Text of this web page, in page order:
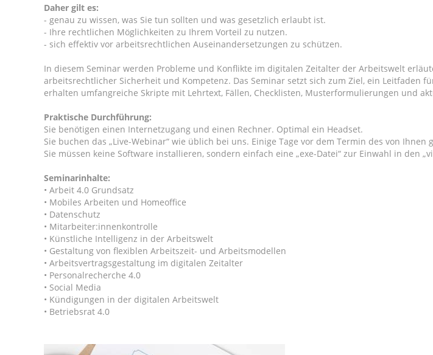
Daher gilt es:
- genau zu wissen, was Sie tun sollten und was gesetzlich erlaubt ist.
- Ihre rechtlichen Möglichkeiten zu Ihrem Vorteil zu nutzen.
- sich effektiv vor arbeitsrechtlichen Auseinandersetzungen zu schützen.
In diesem Seminar werden Probleme und Konflikte im digitalen Zeitalter der Arbeitswelt
arbeitsrechtlicher Sicherheit und Kompetenz. Das Seminar setzt sich zum Ziel, ein
erhalten umfangreiche Skripte mit Lehrtext, Fällen, Checklisten, Musterformulierungen und
Praktische Durchführung:
Sie benötigen einen Internetzugang und einen Rechner. Optimal ein Headset.
Sie buchen das „Live-Webinar“ wie üblich bei uns. Einige Tage vor dem Termin des von Ihnen
Sie müssen keine Software installieren, sondern einfach eine „exe-Datei“ zur Einwahl in den
Seminarinhalte:
• Arbeit 4.0 Grundsatz
• Mobiles Arbeiten und Homeoffice
• Datenschutz
• Mitarbeiter:innenkontrolle
• Künstliche Intelligenz in der Arbeitswelt
• Gestaltung von flexiblen Arbeitszeit- und Arbeitsmodellen
• Arbeitsvertragsgestaltung im digitalen Zeitalter
• Personalrecherche 4.0
• Social Media
• Kündigungen in der digitalen Arbeitswelt
• Betriebsrat 4.0